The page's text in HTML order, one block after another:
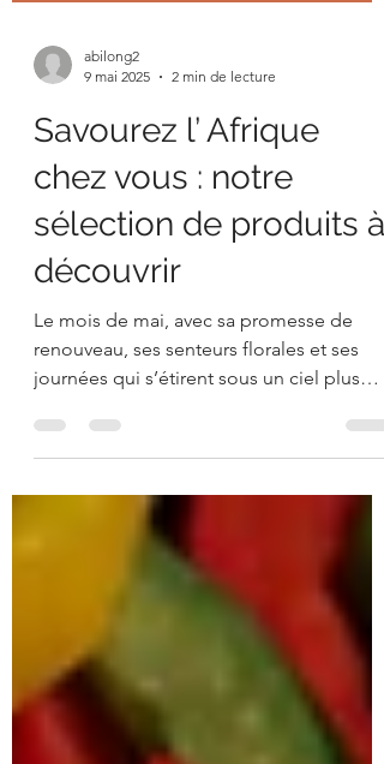
9 mai 2025
2 min de lecture
Savourez l’ Afrique
chez vous : notre
sélection de produits à
découvrir
Le mois de mai, avec sa promesse de
journées qui s’étirent sous un ciel plus